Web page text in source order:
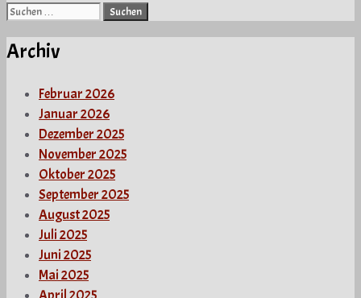
Suche
Archiv
Februar 2026
Januar 2026
Dezember 2025
November 2025
Oktober 2025
September 2025
August 2025
Juli 2025
Juni 2025
Mai 2025